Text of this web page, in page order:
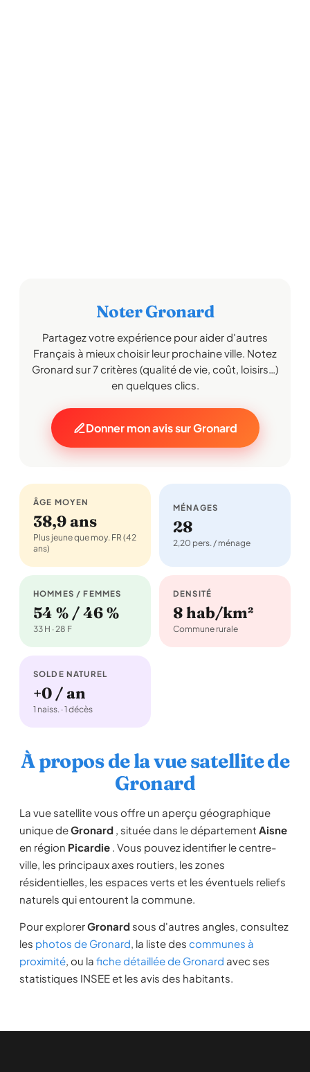
Noter Gronard
Partagez votre expérience pour aider d'autres
Français à mieux choisir leur prochaine ville. Notez
Gronard sur 7 critères (qualité de vie, coût, loisirs…)
en quelques clics.
Donner mon avis sur Gronard
ÂGE MOYEN
38,9 ans
Plus jeune que moy. FR (42
ans)
MÉNAGES
28
2,20 pers. / ménage
HOMMES / FEMMES
54 % / 46 %
33 H · 28 F
DENSITÉ
8 hab/km²
Commune rurale
SOLDE NATUREL
+0 / an
1 naiss. · 1 décès
À propos de la vue satellite de
Gronard
La vue satellite vous offre un aperçu géographique
unique deGronard , située dans le département Aisne
en région Picardie . Vous pouvez identifier le centre-
ville, les principaux axes routiers, les zones
résidentielles, les espaces verts et les éventuels reliefs
naturels qui entourent la commune.
Pour explorerGronard sous d'autres angles, consultez
les photos de Gronard, la liste des communes à
proximité, ou la fiche détaillée de Gronard avec ses
statistiques INSEE et les avis des habitants.